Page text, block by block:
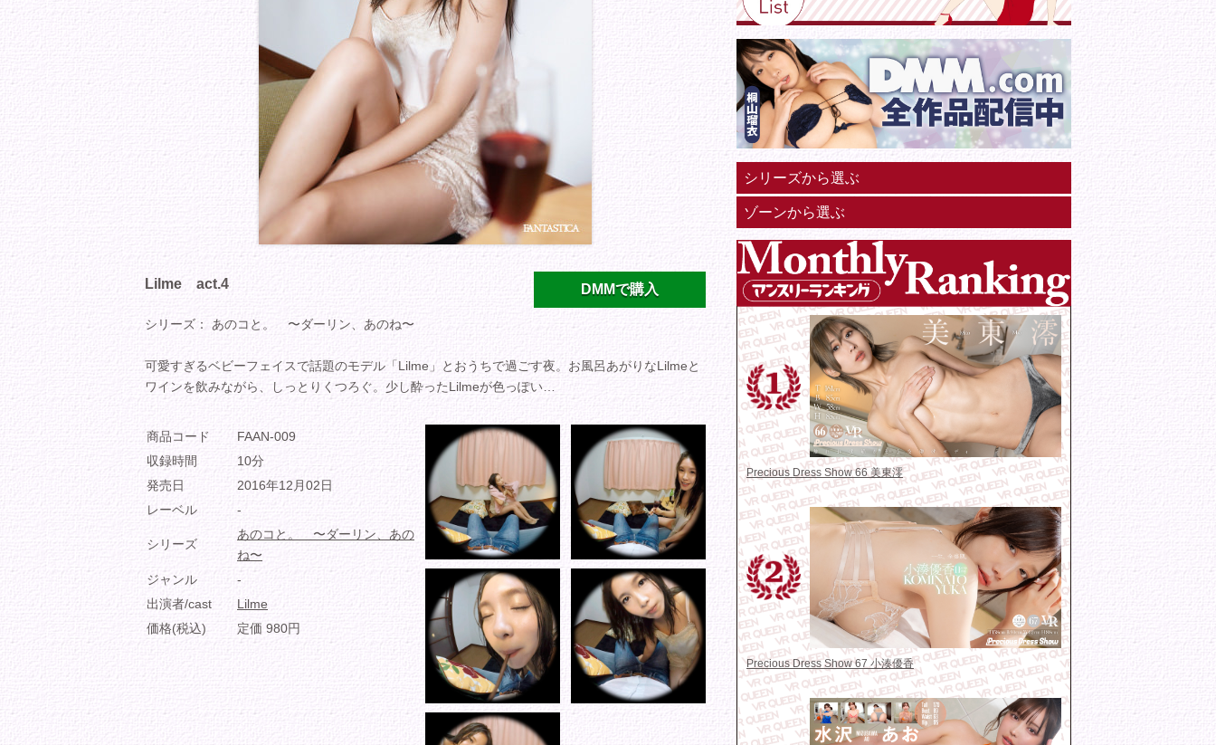
Lilme act.4 DMMで購入
シリーズ： あのコと。 〜ダーリン、あのね〜
可愛すぎるベビーフェイスで話題のモデル「Lilme」とおうちで過ごす夜。お風呂あがりなLilmeと
ワインを飲みながら、しっとりくつろぐ。少し酔ったLilmeが色っぽい…
商品コード
FAAN-009
収録時間
10分
発売日
2016年12月02日
レーベル
-
シリーズ
あのコと。 〜ダーリン、あの
ね〜
ジャンル
-
出演者/cast
Lilme
価格(税込)
定価 980円
シリーズから選ぶ
ゾーンから選ぶ
Precious Dress Show 66 美東澪
Precious Dress Show 67 小湊優香